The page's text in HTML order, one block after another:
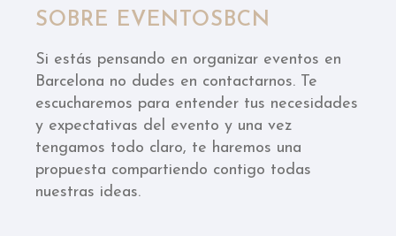
SOBRE EVENTOSBCN
Si estás pensando en organizar eventos en
Barcelona no dudes en contactarnos. Te
escucharemos para entender tus necesidades
y expectativas del evento y una vez
tengamos todo claro, te haremos una
propuesta compartiendo contigo todas
nuestras ideas.